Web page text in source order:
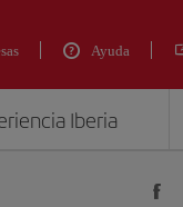
Ayuda
Iberia